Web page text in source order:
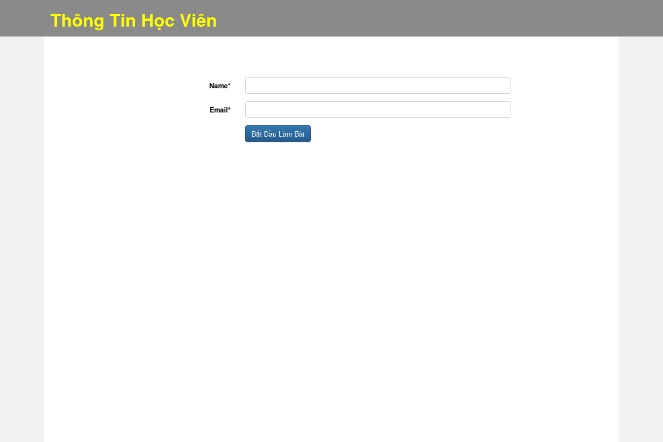
Thông Tin Học Viên
Name*
Email*
Bắt Đầu Làm Bài